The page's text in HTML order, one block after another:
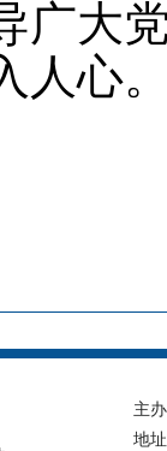
广大
人心
主
地